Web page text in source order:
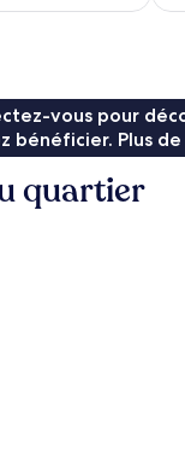
vous pour
bénéficier. Plus
quartier